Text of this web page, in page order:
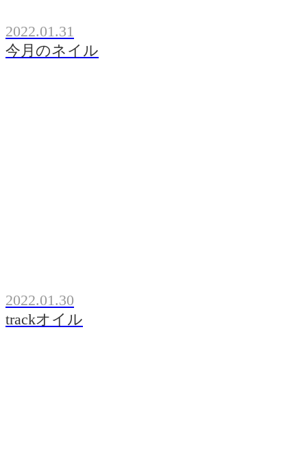
2022.01.31
今月のネイル
2022.01.30
trackオイル